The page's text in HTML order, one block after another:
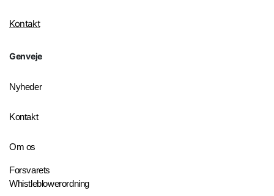
Kontakt
Genveje
Nyheder
Kontakt
Om os
Forsvarets
Whistleblowerordning